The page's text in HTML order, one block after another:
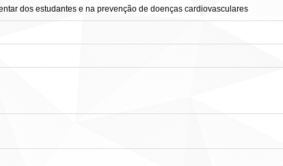
dos estudantes e na prevenção de doenças cardiovasculares